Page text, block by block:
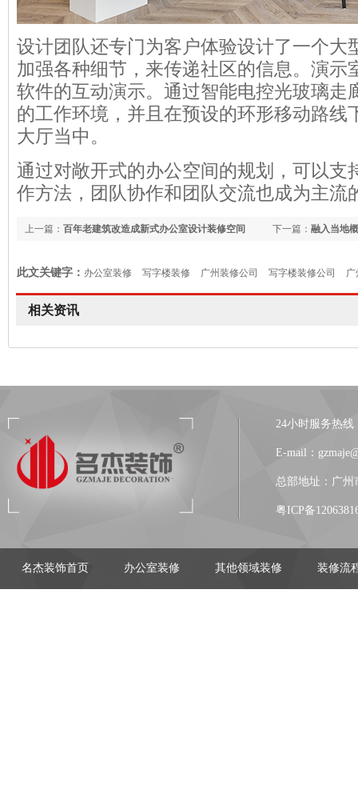
设计团队还专门为客户体验设计了一个大
加强各种细节，来传递社区的信息。演示
软件的互动演示。通过智能电控光玻璃走
的工作环境，并且在预设的环形移动路线
大厅当中。
通过对敞开式的办公空间的规划，可以支
作方法，团队协作和团队交流也成为主流
下一篇： 融入当地
上一篇： 百年老建筑改造成新式办公室设计装修空间
此文关键字： 办公室装修 写字楼装修 广州装修公司 写字楼装修公司 广
相关资讯
24小时服务热线
E-mail：
总部地址：广州
粤ICP备
名杰装饰首页 办公室装修 其他领域装修 装修流